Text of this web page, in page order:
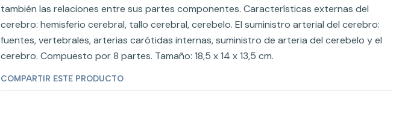
también las relaciones entre sus partes componentes. Características externas del
cerebro: hemisferio cerebral, tallo cerebral, cerebelo. El suministro arterial del cerebro:
fuentes, vertebrales, arterias carótidas internas, suministro de arteria del cerebelo y el
cerebro. Compuesto por 8 partes. Tamaño: 18,5 x 14 x 13,5 cm.
COMPARTIR ESTE PRODUCTO